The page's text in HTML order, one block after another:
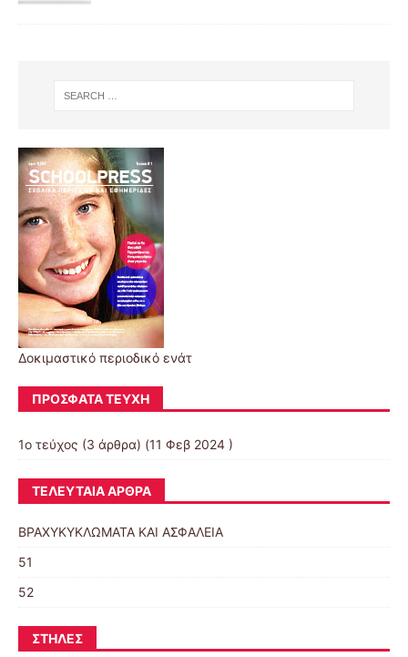
Δοκιμαστικό περιοδικό ενάτ
ΠΡΌΣΦΑΤΑ ΤΕΎΧΗ
1ο τεύχος (3 άρθρα) (11 Φεβ 2024 )
ΤΕΛΕΥΤΑΊΑ ΆΡΘΡΑ
ΒΡΑΧΥΚΥΚΛΩΜΑΤΑ ΚΑΙ ΑΣΦΑΛΕΙΑ
51
52
ΣΤΉΛΕΣ